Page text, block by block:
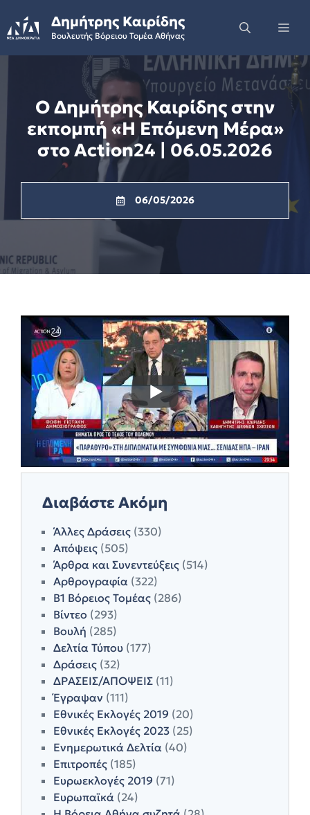
to
content
Δημήτρης Καιρίδης
Βουλευτής Βόρειου Τομέα Αθήνας
Ο Δημήτρης Καιρίδης στην
εκπομπή «Η Επόμενη Μέρα»
στο Action24 | 06.05.2026
06/05/2026
Διαβάστε Ακόμη
Άλλες Δράσεις (330)
Απόψεις (505)
Άρθρα και Συνεντεύξεις (514)
Αρθρογραφία (322)
Β1 Βόρειος Τομέας (286)
Βίντεο (293)
Βουλή (285)
Δελτία Τύπου (177)
Δράσεις (32)
ΔΡΑΣΕΙΣ/ΑΠΟΨΕΙΣ (11)
Έγραψαν (111)
Εθνικές Εκλογές 2019 (20)
Εθνικές Εκλογές 2023 (25)
Ενημερωτικά Δελτία (40)
Επιτροπές (185)
Ευρωεκλογές 2019 (71)
Ευρωπαϊκά (24)